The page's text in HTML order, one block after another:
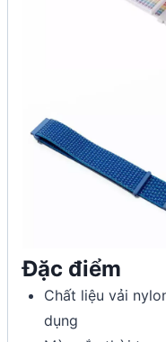
Đặc điểm
Chất liệu vải
dụng